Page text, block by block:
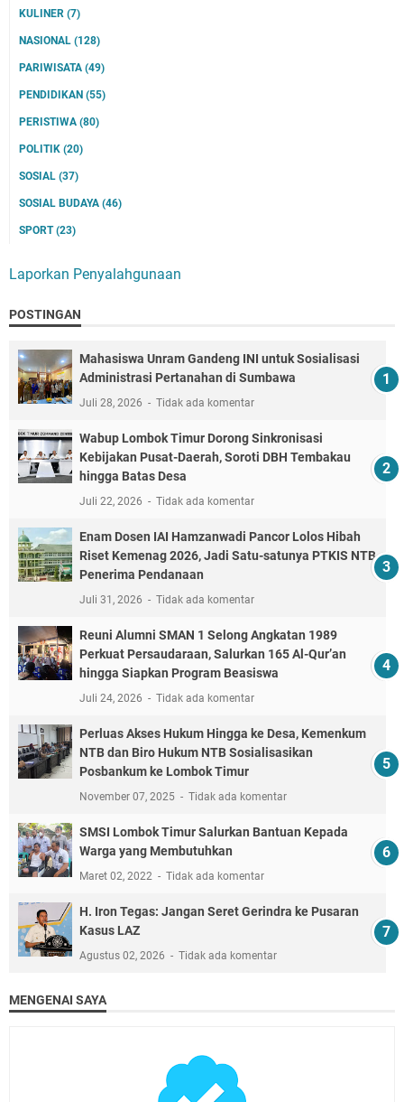
KULINER (7)
NASIONAL (128)
PARIWISATA (49)
PENDIDIKAN (55)
PERISTIWA (80)
POLITIK (20)
SOSIAL (37)
SOSIAL BUDAYA (46)
SPORT(23)
Laporkan Penyalahgunaan
POSTINGAN
Mahasiswa Unram Gandeng INI untuk Sosialisasi
Administrasi Pertanahan di Sumbawa
Juli 28, 2026 Tidak ada komentar
Wabup Lombok Timur Dorong Sinkronisasi
Kebijakan Pusat-Daerah, Soroti DBH Tembakau
hingga Batas Desa
Juli 22, 2026 Tidak ada komentar
Enam Dosen IAI Hamzanwadi Pancor Lolos Hibah
Riset Kemenag 2026, Jadi Satu-satunya PTKIS NTB
Penerima Pendanaan
Juli 31, 2026 Tidak ada komentar
Reuni Alumni SMAN 1 Selong Angkatan 1989
Perkuat Persaudaraan, Salurkan 165 Al-Qur’an
hingga Siapkan Program Beasiswa
Juli 24, 2026 Tidak ada komentar
Perluas Akses Hukum Hingga ke Desa, Kemenkum
NTB dan Biro Hukum NTB Sosialisasikan
Posbankum ke Lombok Timur
November 07, 2025 Tidak ada komentar
SMSI Lombok Timur Salurkan Bantuan Kepada
Warga yang Membutuhkan
Maret 02, 2022 Tidak ada komentar
H. Iron Tegas: Jangan Seret Gerindra ke Pusaran
Kasus LAZ
Agustus 02, 2026 Tidak ada komentar
MENGENAI SAYA